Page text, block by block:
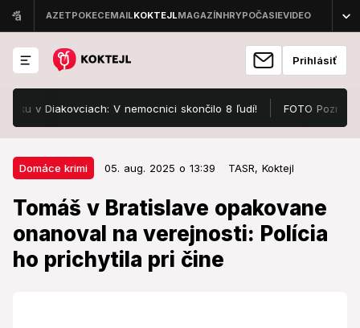
Prihlásiť
v Diakovciach: V nemocnici skončilo 8 ľudí! FOTO Pozrite, v
Domáce krimi 05. aug. 2025 o 13:39 TASR, Koktejl
Tomáš v Bratislave opakovane
onanoval na verejnosti: Polícia
ho prichytila pri čine
Domáce krimi 05. aug. 2025 o 13:39
Tomáš v Bratislave opakovane
onanoval na verejnosti: Polícia ho
prichytila pri čine